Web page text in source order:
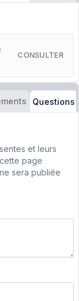
CONSULTER
Questions
et leurs
page
sera publiée